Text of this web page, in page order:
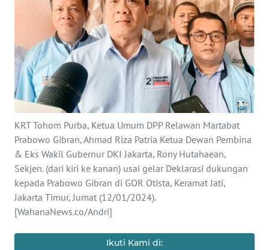
KRT Tohom Purba, Ketua Umum DPP Relawan Martabat
Prabowo Gibran, Ahmad Riza Patria Ketua Dewan Pembina
& Eks Wakil Gubernur DKI Jakarta, Rony Hutahaean,
Sekjen. (dari kiri ke kanan) usai gelar Deklarasi dukungan
kepada Prabowo Gibran di GOR Otista, Keramat Jati,
Jakarta Timur, Jumat (12/01/2024).
[WahanaNews.co/Andri]
Ikuti Kami di:
KONTAK
KAMI
INFO
IKLAN
TENTANG
KAMI
PEDOMAN
MEDIA
SIBER